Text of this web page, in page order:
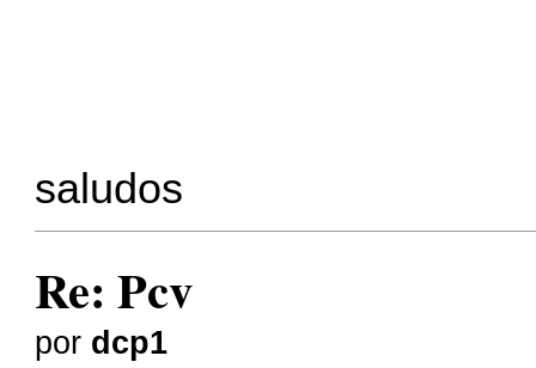
saludos
Re: Pcv
por dcp1